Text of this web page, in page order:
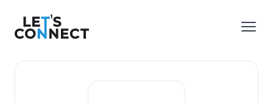
Let's Connect
le menu